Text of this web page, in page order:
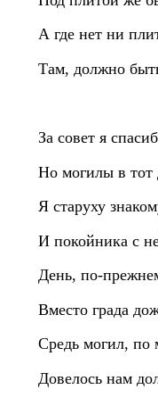
А где нет ни
Там, должно
За совет я
Но могилы в тот
Я старуху
И покойника с
День,
Вместо града
Средь могил, по
Довелось нам